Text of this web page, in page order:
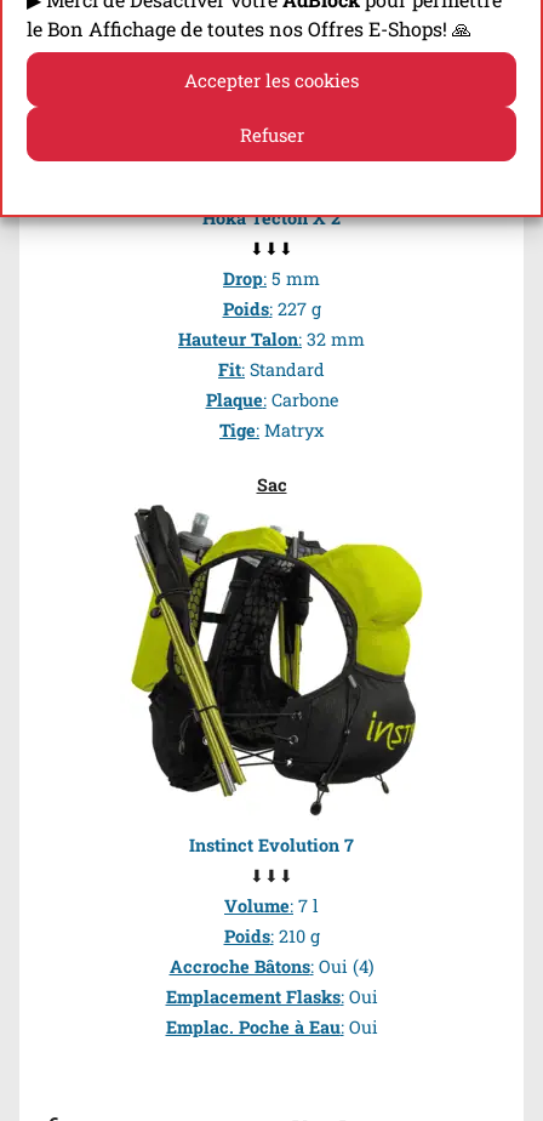
le Bon Affichage de toutes nos Offres E-Shops! 🙏
Accepter les cookies
Refuser
Chaussures
Hoka Tecton X 2
⬇⬇⬇
Drop: 5 mm
Poids:227 g
Hauteur Talon: 32 mm
Fit: Standard
Plaque:Carbone
Tige: Matryx
Sac
Instinct Evolution 7
⬇⬇⬇
Volume: 7 l
Poids:210 g
Accroche Bâtons:Oui (4)
Emplacement Flasks:Oui
Emplac. Poche à Eau:Oui